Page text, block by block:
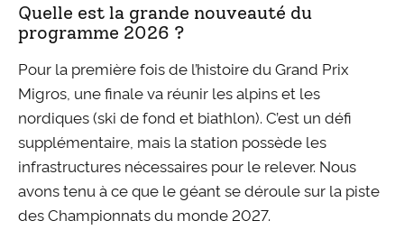
Quelle est la grande nouveauté du
programme 2026 ?
Pour la première fois de l’histoire du Grand Prix
Migros, une finale va réunir les alpins et les
nordiques (ski de fond et biathlon). C’est un défi
supplémentaire, mais la station possède les
infrastructures nécessaires pour le relever. Nous
avons tenu à ce que le géant se déroule sur la piste
des Championnats du monde 2027.